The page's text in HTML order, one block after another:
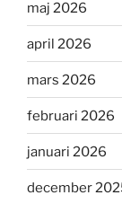
maj 2026
april 2026
mars 2026
februari 2026
januari 2026
december